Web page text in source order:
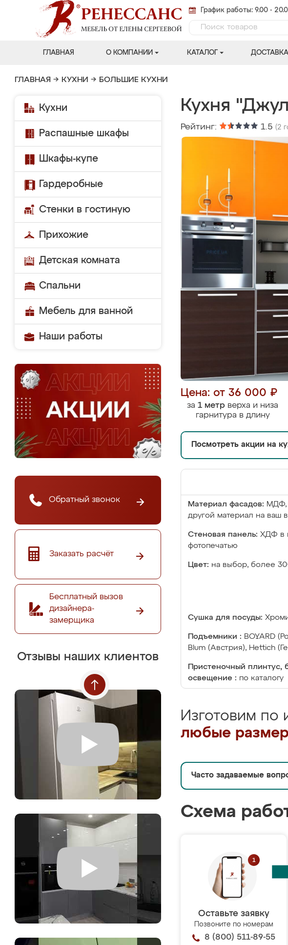
График работы: 9.00 -
ГЛАВНАЯ О КОМПАНИИ КАТАЛОГ
ГЛАВНАЯ → КУХНИ → БОЛЬШИЕ КУХНИ
Кухни
Распашные шкафы
Шкафы-купе
Гардеробные
Стенки в гостиную
Прихожие
Детская комната
Спальни
Мебель для ванной
Наши работы
Обратный звонок
Заказать расчёт
Бесплатный вызов
дизайнера-
замерщика
Отзывы наших клиентов
Кухня
Рейтинг: 1.5 (2
Цена: от 36 000 ₽
за 1 метр верха и низа
гарнитура в длину
Посмотреть акции на
Материал фасадов: МДФ,
другой материал на ваш
Стеновая панель: ХДФ в
фотопечатью
Цвет: на выбор, более
Сушка для посуды:
Подъемники : BOYARD
Blum (Австрия), Hettich
Пристеночный плинтус,
освещение : по каталогу
Изготовим по
любые
Часто задаваемые
Схема
Оставьте заявку
Позвоните по номерам
8 (800) 511-89-55